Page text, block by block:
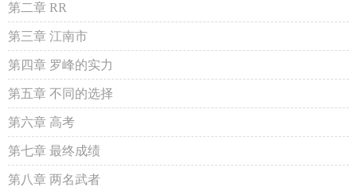
第二章 RR
第三章 江南市
第四章 罗峰的实力
第五章 不同的选择
第六章 高考
第七章 最终成绩
第八章 两名武者